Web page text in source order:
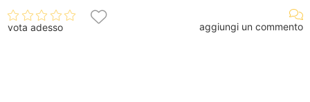
vota adesso aggiungi un commento